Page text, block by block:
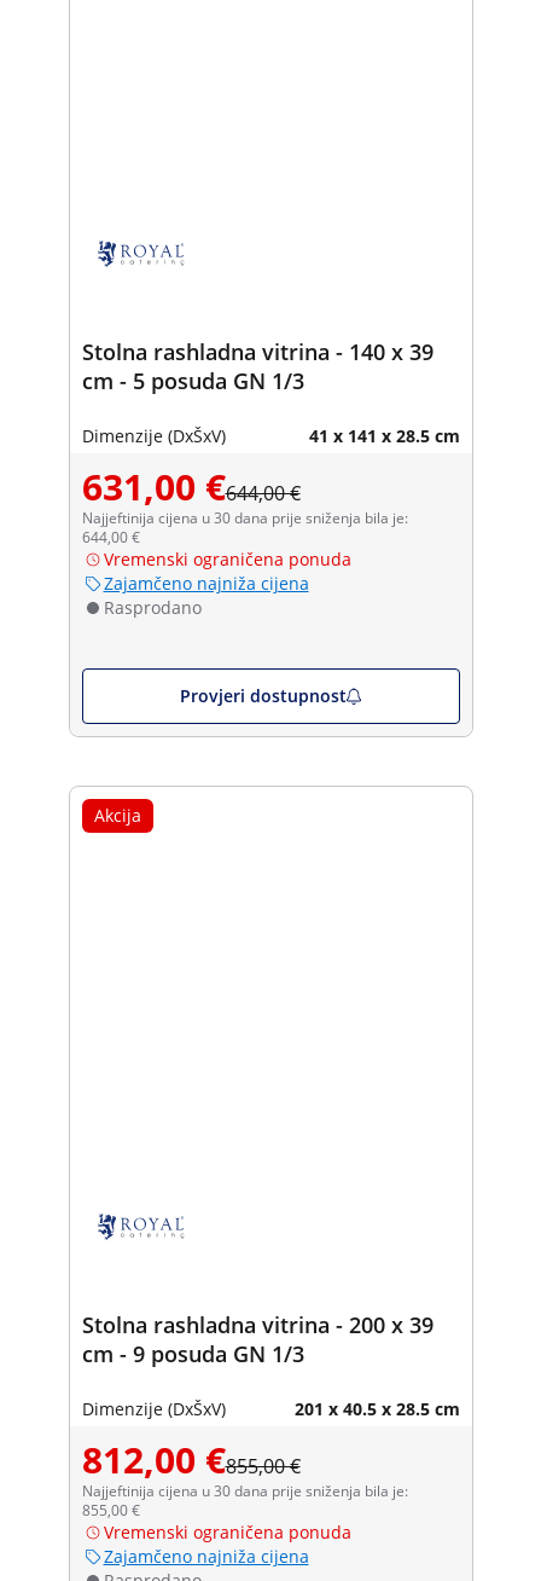
Stolna rashladna vitrina - 140 x 39
cm - 5 posuda GN 1/3
Dimenzije (DxŠxV) 41 x 141 x 28.5 cm
631,00 €644,00 €
Najjeftinija cijena u 30 dana prije sniženja bila je:
644,00 €
Vremenski ograničena ponuda
Zajamčeno najniža cijena
Rasprodano
Provjeri dostupnost
Akcija
Stolna rashladna vitrina - 200 x 39
cm - 9 posuda GN 1/3
Dimenzije (DxŠxV) 201 x 40.5 x 28.5 cm
812,00 €855,00 €
Najjeftinija cijena u 30 dana prije sniženja bila je:
855,00 €
Vremenski ograničena ponuda
Zajamčeno najniža cijena